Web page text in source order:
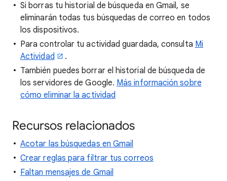
Si borras tu historial de búsqueda en Gmail, se
eliminarán todas tus búsquedas de correo en todos
los dispositivos.
Para controlar tu actividad guardada, consulta Mi
Actividad
.
También puedes borrar el historial de búsqueda de
los servidores de Google. Más información sobre
cómo eliminar la actividad
Recursos relacionados
Acotar las búsquedas en Gmail
Crear reglas para filtrar tus correos
Faltan mensajes de Gmail